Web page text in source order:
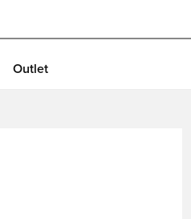
Outlet